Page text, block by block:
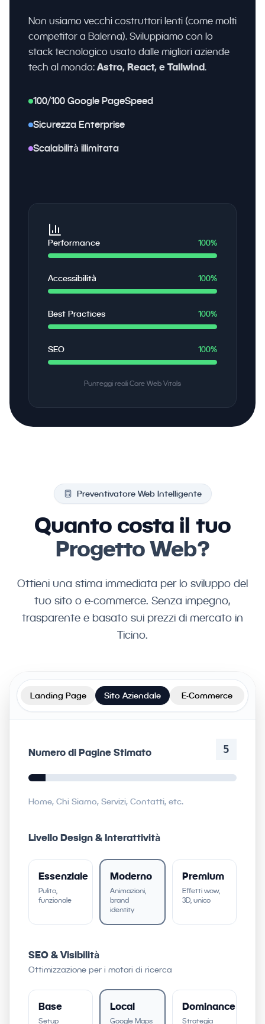
Non usiamo vecchi costruttori lenti (come molti
competitor a Balerna). Sviluppiamo con lo
stack tecnologico usato dalle migliori aziende
tech al mondo:Astro, React, e Tailwind.
100/100 Google PageSpeed
Sicurezza Enterprise
Scalabilità illimitata
Performance 100%
Accessibilità 100%
Best Practices 100%
SEO 100%
Punteggi reali Core Web Vitals
Preventivatore Web Intelligente
Quanto costa il tuo
Progetto Web?
Ottieni una stima immediata per lo sviluppo del
tuo sito o e-commerce. Senza impegno,
trasparente e basato sui prezzi di mercato in
Ticino.
Landing Page Sito Aziendale E-Commerce
Numero di Pagine Stimato 5
Home, Chi Siamo, Servizi, Contatti, etc.
Livello Design & Interattività
Essenziale
Pulito,
funzionale
Moderno
Animazioni,
brand
identity
Premium
Effetti wow,
3D, unico
SEO & Visibilità
Ottimizzazione per i motori di ricerca
Base
Setup
Local
Google Maps
Dominance
Strategia